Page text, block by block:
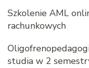
Szkolenie AML
rachunkowych
studia w 2